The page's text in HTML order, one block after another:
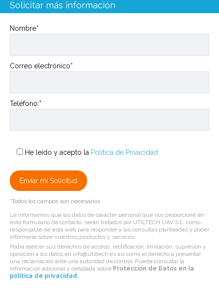
Solicitar más información
Nombre*
Correo electrónico*
Teléfono:*
He leído y acepto la Política de Privacidad
*Todos los campos son necesarios
Le informamos que los datos de carácter personal que nos proporcione en
este formulario de contacto, serán tratados por UTILTECH UAV S.L. como
responsable de esta web para responder a las consultas planteadas y poder
informarle sobre nuestros productos y servicios.
Podrá ejercer sus derechos de acceso, rectificación, limitación, supresión y
oposición a los datos en info@utiltech.es así como el derecho a presentar
una reclamación ante una autoridad de control. Puede consultar la
información adicional y detallada sobre Protección de Datos en la
politica de privacidad.